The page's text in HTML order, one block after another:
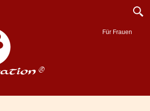
Für Frauen
Suche